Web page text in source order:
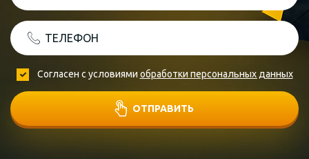
ТЕЛЕФОН
Согласен с условиями обработки персональных данных
ОТПРАВИТЬ